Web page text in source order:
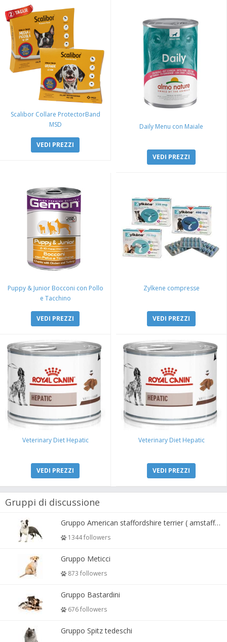
Scalibor Collare ProtectorBand
MSD
VEDI PREZZI
Daily Menu con Maiale
VEDI PREZZI
Puppy & Junior Bocconi con Pollo
e Tacchino
VEDI PREZZI
Zylkene compresse
VEDI PREZZI
Veterinary Diet Hepatic
VEDI PREZZI
Veterinary Diet Hepatic
VEDI PREZZI
Gruppi di discussione
Gruppo American staffordshire terrier ( amstaff, amastaff )
1344 followers
Gruppo Meticci
873 followers
Gruppo Bastardini
676 followers
Gruppo Spitz tedeschi